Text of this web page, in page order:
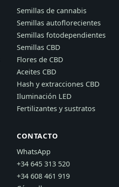
Semillas de cannabis
Semillas autoflorecientes
Semillas fotodependientes
Semillas CBD
Flores de CBD
Aceites CBD
Hash y extracciones CBD
Iluminación LED
Fertilizantes y sustratos
CONTACTO
WhatsApp
+34 645 313 520
+34 608 461 919